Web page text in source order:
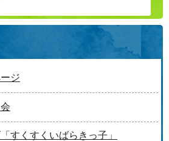
ジ
すくすくいばらきっ子」